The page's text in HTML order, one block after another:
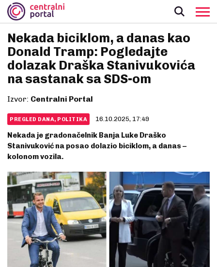
Nekada biciklom, a danas kao
Donald Tramp: Pogledajte
dolazak Draška Stanivukovića
na sastanak sa SDS-om
Izvor: Centralni Portal
PREGLED DANA, POLITIKA 16.10.2025, 17:49
Nekada je gradonačelnik Banja Luke Draško
Stanivuković na posao dolazio biciklom, a danas –
kolonom vozila.